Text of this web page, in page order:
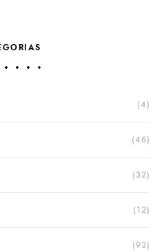
(4)
(46)
(32)
(12)
(93)